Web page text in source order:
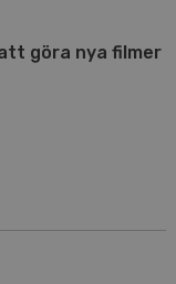
göra nya filmer